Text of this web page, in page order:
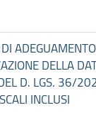
DELLA
D. LGS. 36/
INCLUSI